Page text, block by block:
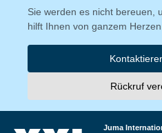
Sie werden es nicht bereuen,
hilft Ihnen von ganzem Herzen.
Rückruf
Juma